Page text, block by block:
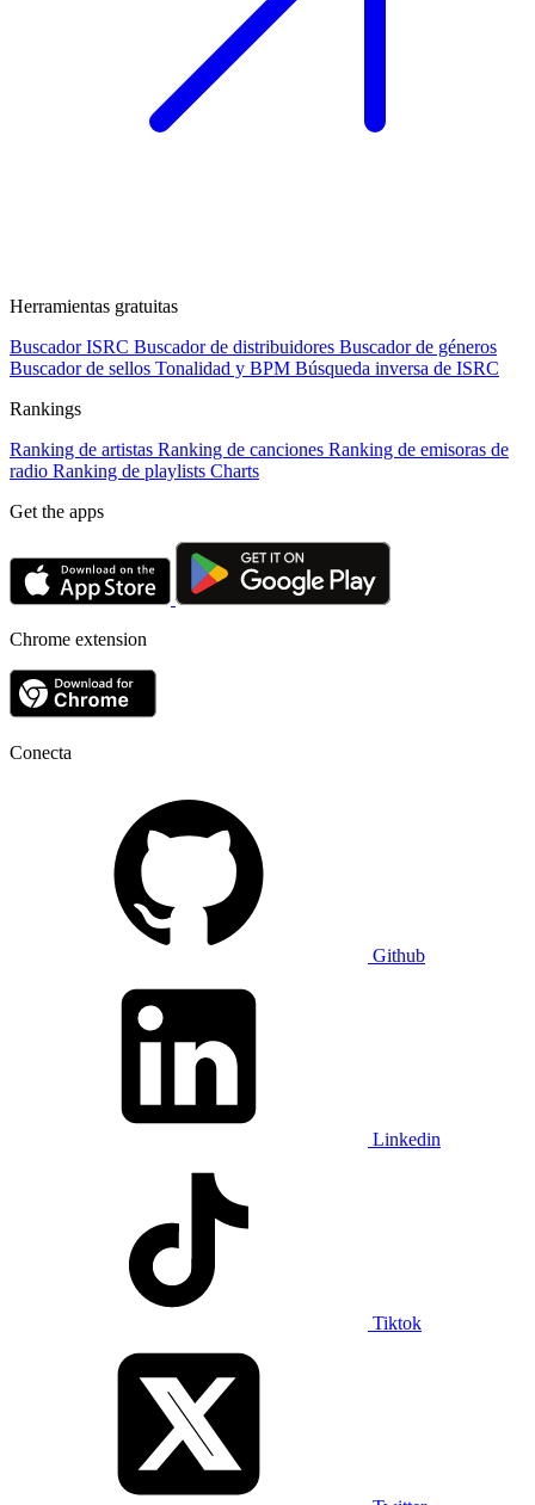
Herramientas gratuitas
Buscador ISRC Buscador de distribuidores Buscador de géneros
Buscador de sellos Tonalidad y BPM Búsqueda inversa de ISRC
Rankings
Ranking de artistas Ranking de canciones Ranking de emisoras de
radio Ranking de playlists Charts
Get the apps
Chrome extension
Conecta
Github
Linkedin
Tiktok